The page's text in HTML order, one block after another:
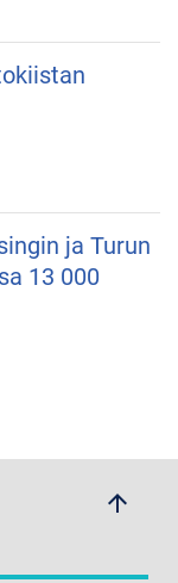
ja Turun
13 000
arrow_upwards